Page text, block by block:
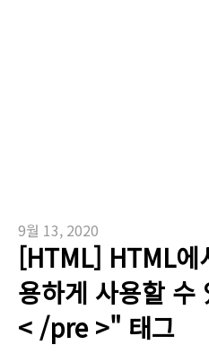
9월 13, 2020
[HTML] HTML에
용하게 사용할
< /pre >" 태그